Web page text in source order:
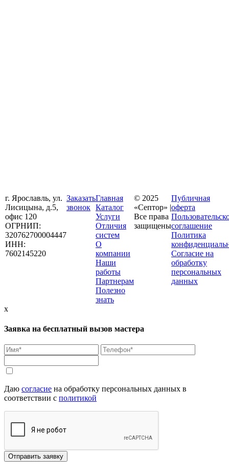
г. Ярославль, ул.
Лисицына, д.5,
офис 120
ОГРНИП:
320762700004447
ИНН:
7602145220
Заказать
звонок
Главная
Каталог
Услуги
Отличия
систем
О
компании
Наши
работы
Партнерам
Полезно
знать
© 2025
«Септор» |
Все права
защищены
Публичная
оферта
соглашение
Политика
Согласие на
обработку
персональных
данных
x
Заявка на бесплатный вызов мастера
Даю согласие на обработку персональных данных в
соответствии с политикой
Отправить заявку